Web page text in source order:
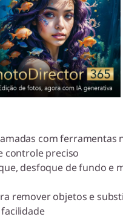
com ferramentas
controle preciso
desfoque de fundo e
remover objetos e